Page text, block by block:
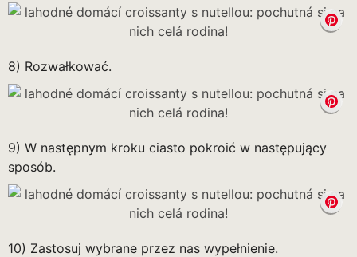
8) Rozwałkować.
9) W następnym kroku ciasto pokroić w następujący
sposób.
10) Zastosuj wybrane przez nas wypełnienie.